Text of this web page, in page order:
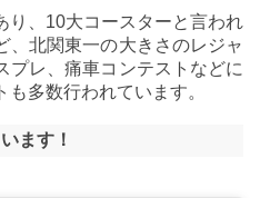
り、10大コースターと言われ
、北関東一の大きさのレジャ
プレ、痛車コンテストなどに
多数行われています。
ます！